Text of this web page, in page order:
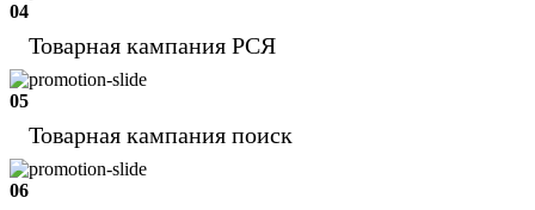
04
Товарная кампания РСЯ
05
Товарная кампания поиск
06